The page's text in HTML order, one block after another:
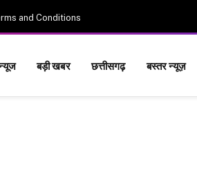
and Conditions
बड़ी खबर छत्तीसगढ़ बस्तर न्यूज़